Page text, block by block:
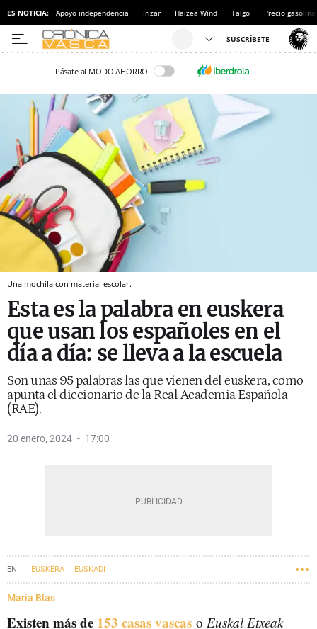
ES NOTICIA: Apoyo independencia Irizar Haizea Wind Talgo Precio gasolina
Pásate al MODO AHORRO
Una mochila con material escolar.
Esta es la palabra en euskera
que usan los españoles en el
día a día: se lleva a la escuela
Son unas 95 palabras las que vienen del euskera, como
apunta el diccionario de la Real Academia Española
(RAE).
20 enero, 2024 17:00
EUSKERA EUSKADI
María Blas
Existen más de 153 casas vascas o Euskal Etxeak